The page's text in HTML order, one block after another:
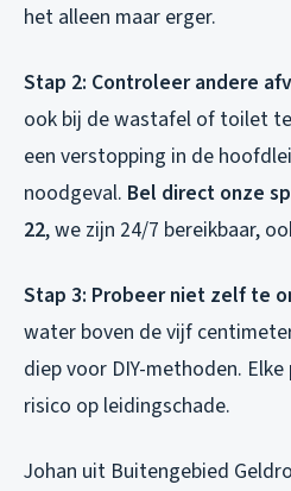
het alleen maar erger.
Stap 2: Controleer andere
ook bij de wastafel of toilet
een verstopping in de
noodgeval. Bel direct onze
22, we zijn 24/7 bereikbaar,
Stap 3: Probeer niet zelf te
water boven de vijf
diep voor DIY-methoden.
risico op leidingschade.
Johan uit Buitengebied